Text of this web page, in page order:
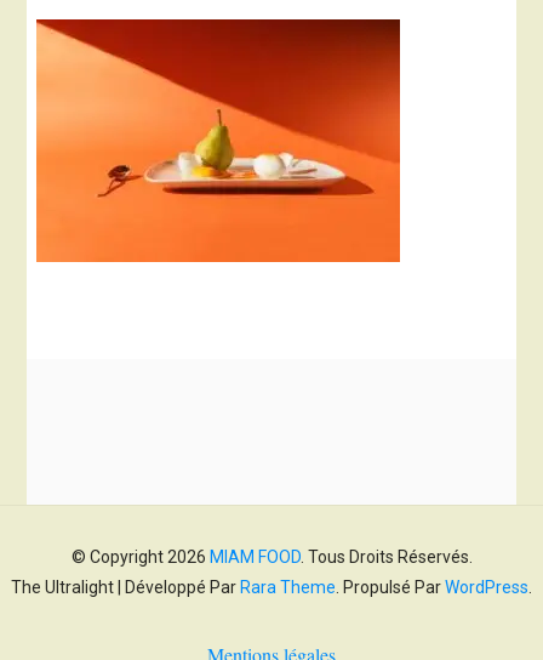
© Copyright 2026 MIAM FOOD. Tous Droits Réservés.
The Ultralight | Développé Par Rara Theme . Propulsé ParWordPress
Mentions légales